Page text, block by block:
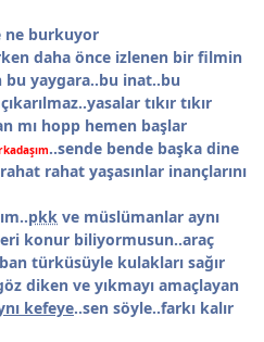
ne burkuyor
daha önce izlenen bir filmin
bu yaygara..bu inat..bu
tıkır tıkır
mı hopp hemen başlar
..sende bende başka dine
rahat yaşasınlar inançlarını
pkk ve müslümanlar aynı
konur biliyormusun..araç
türküsüyle kulakları sağır
diken ve yıkmayı amaçlayan
kefeye..sen söyle..farkı kalır